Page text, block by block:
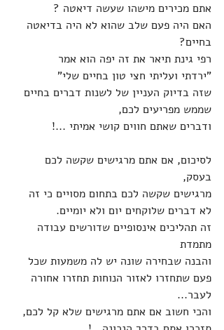
אתם מכירים מישהו שעשה דיאטה ?
האם היה פעם שלב שהוא לא היה בדיאטה
בחיים?
רפי גינת תיאר את זה יפה הוא אמר
"ירדתי ועליתי חצי טון בחיים שלי"
שזה בדיוק העניין של לשנות דברים בחיים
שממש מפריעים לכם,
ודברים שאתם חווים קושי אמיתי ...!
לסיכום, אם אתם מרגישים שקשה לכם
בעסק,
מרגישים שקשה לכם בתחום מסויים כי זה
לא דברים שלוקחים יום ולא יומיים.
זה תהליכים אינסופיים שדורשים עבודה
מתמדת
והבנה שבחירה שונה יש לה משמעות שכל
פעם שתחזרו לאזור הנוחות תחזרו אחורה
לעבר...
והכי חשוב אם אתם מרגישים שלא קל לכם,